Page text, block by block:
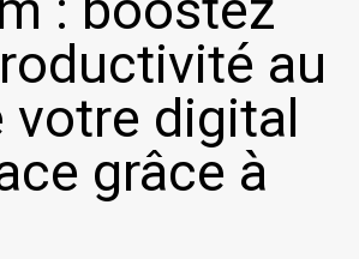
Platform
au
votre digital
grâce à